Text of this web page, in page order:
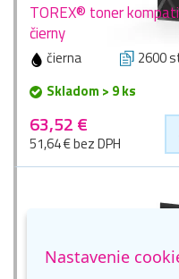
TOREX® toner
čierny
čierna 2600
Skladom > 9 ks
63,52 €
51,64 € bez DPH
Nastavenie